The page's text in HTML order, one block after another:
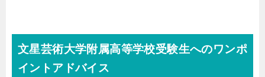
文星芸術大学附属高等学校受験生へのワンポ
イントアドバイス